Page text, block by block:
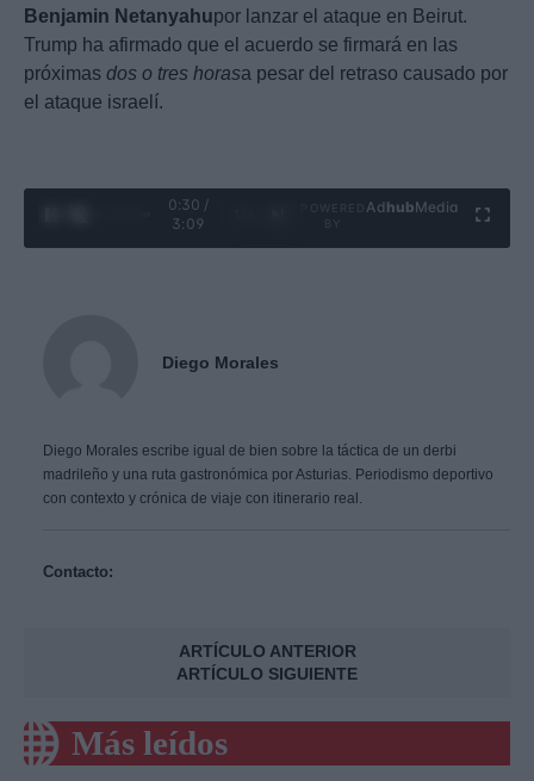
Benjamin Netanyahupor lanzar el ataque en Beirut.
Trump ha afirmado que el acuerdo se firmará en las
próximas dos o tres horasa pesar del retraso causado por
el ataque israelí.
0:31 /
3:09
Ad hubMedia
Diego Morales
Diego Morales escribe igual de bien sobre la táctica de un derbi
madrileño y una ruta gastronómica por Asturias. Periodismo deportivo
con contexto y crónica de viaje con itinerario real.
Contacto:
ARTÍCULO ANTERIOR
ARTÍCULO SIGUIENTE
Más leídos